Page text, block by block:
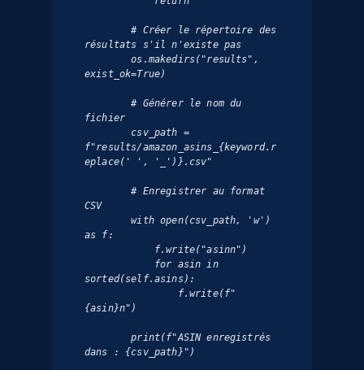
        # Créer le répertoire des
résultats s'il n'existe pas
        os.makedirs("results",
exist_ok=True)
        # Générer le nom du
fichier
f"results/amazon_asins_{keyword.r
eplace(' ', '_')}.csv"
        # Enregistrer au format
CSV
        with open(csv_path, 'w')
as f:
sorted(self.asins):
{asin}n")
        print(f"ASIN enregistrés
dans : {csv_path}")